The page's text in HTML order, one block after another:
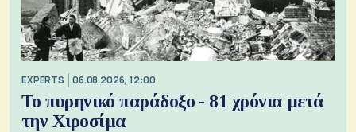
EXPERTS 06.08.2026, 12:00
Το πυρηνικό παράδοξο - 81 χρόνια μετά
την Χιροσίμα